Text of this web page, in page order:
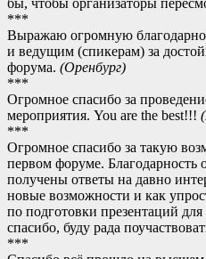
бы, чтобы организаторы
***
Выражаю огромную
и ведущим (спикерам) за
форума. (Оренбург)
***
Огромное спасибо за
мероприятия. You are the best!!! (
***
Огромное спасибо за такую
первом форуме. Благодарность
получены ответы на давно
новые возможности и как
по подготовки презентаций
спасибо, буду рада
***